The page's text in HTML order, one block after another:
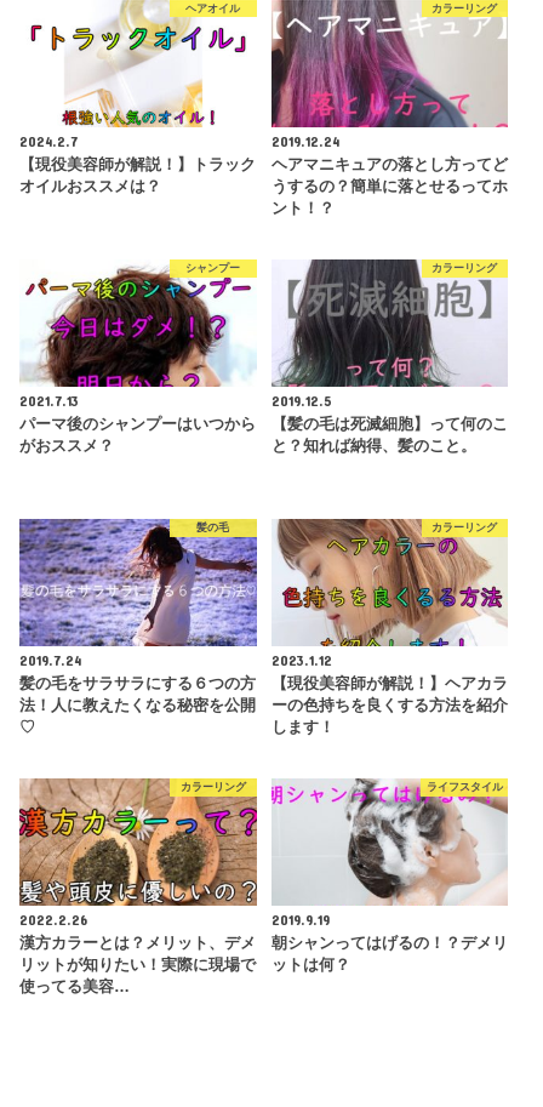
ヘアオイル
2024.2.7
【現役美容師が解説！】トラック
オイルおススメは？
カラーリング
2019.12.24
ヘアマニキュアの落とし方ってど
うするの？簡単に落とせるってホ
ント！？
シャンプー
2021.7.13
パーマ後のシャンプーはいつから
がおススメ？
カラーリング
2019.12.5
【髪の毛は死滅細胞】って何のこ
と？知れば納得、髪のこと。
髪の毛
2019.7.24
髪の毛をサラサラにする６つの方
法！人に教えたくなる秘密を公開
♡
カラーリング
2023.1.12
【現役美容師が解説！】ヘアカラ
ーの色持ちを良くする方法を紹介
します！
カラーリング
2022.2.26
漢方カラーとは？メリット、デメ
リットが知りたい！実際に現場で
使ってる美容…
ライフスタイル
2019.9.19
朝シャンってはげるの！？デメリ
ットは何？